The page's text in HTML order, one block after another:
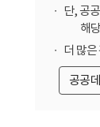
단, 공
해
더 많
공공